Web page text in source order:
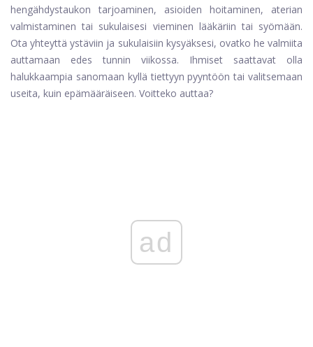
hengähdystaukon tarjoaminen, asioiden hoitaminen, aterian
valmistaminen tai sukulaisesi vieminen lääkäriin tai syömään.
Ota yhteyttä ystäviin ja sukulaisiin kysyäksesi, ovatko he valmiita
auttamaan edes tunnin viikossa. Ihmiset saattavat olla
halukkaampia sanomaan kyllä ​​tiettyyn pyyntöön tai valitsemaan
useita, kuin epämääräiseen. Voitteko auttaa?
ad